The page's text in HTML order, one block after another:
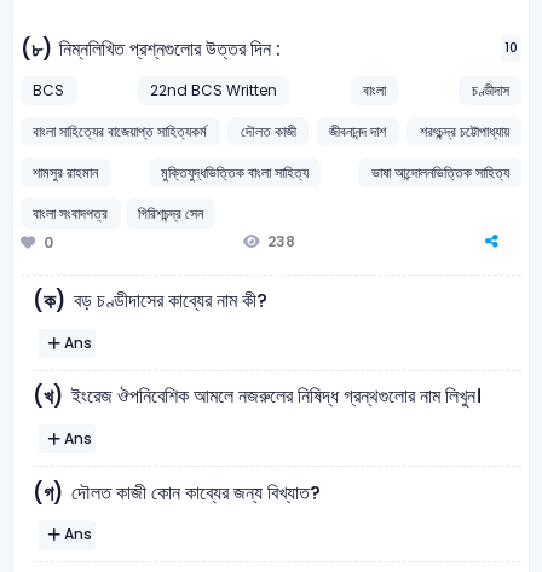
(৮) নিম্নলিখিত প্রশ্নগুলাের উত্তর দিন : 10
BCS 22nd BCS Written বাংলা
চণ্ডীদাস
বাংলা সাহিত্যের বাজেয়াপ্ত সাহিত্যকর্ম
দৌলত কাজী জীবনানন্দ দাশ
শরৎচন্দ্র চট্টোপাধ্যায়
শামসুর রাহমান
মুক্তিযুদ্ধভিত্তিক বাংলা সাহিত্য
ভাষা আন্দোলনভিত্তিক সাহিত্য
বাংলা সংবাদপত্র
গিরিশচন্দ্র সেন
0
238
(ক) বড় চণ্ডীদাসের কাব্যের নাম কী?
Ans
(খ) ইংরেজ ঔপনিবেশিক আমলে নজরুলের নিষিদ্ধ গ্রন্থগুলাের নাম লিখুন।
Ans
(গ) দৌলত কাজী কোন কাব্যের জন্য বিখ্যাত?
Ans